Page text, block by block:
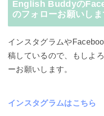
English Buddyの
のフォローお願いし
インスタグラムや
稿しているので、もしよ
ーお願いします。
インスタグラムはこちら